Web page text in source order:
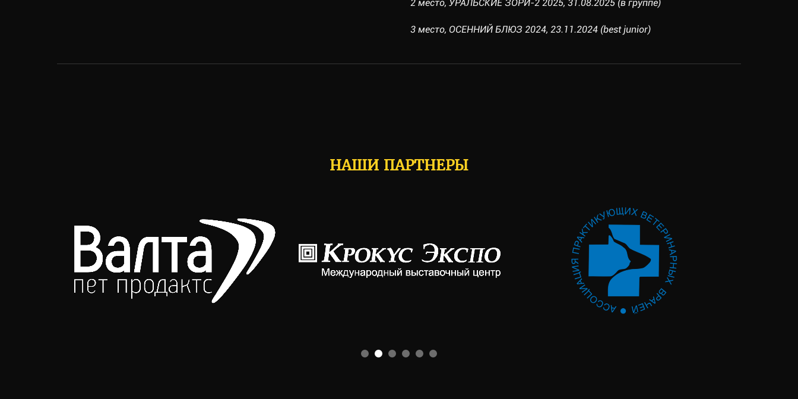
2 место, УРАЛЬСКИЕ ЗОРИ-2 2025, 31.08.2025 (в группе)
3 место, ОСЕННИЙ БЛЮЗ 2024, 23.11.2024 (best junior)
НАШИ ПАРТНЕРЫ